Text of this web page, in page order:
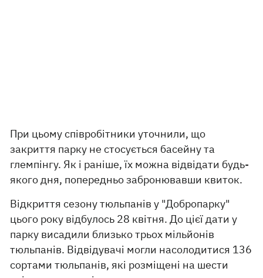
При цьому співробітники уточнили, що
закриття парку не стосується басейну та
глемпінгу. Як і раніше, їх можна відвідати будь-
якого дня, попередньо забронювавши квиток.
Відкриття сезону тюльпанів у "Добропарку"
цього року відбулось 28 квітня. До цієї дати у
парку висадили близько трьох мільйонів
тюльпанів. Відвідувачі могли насолодитися 136
сортами тюльпанів, які розміщені на шести